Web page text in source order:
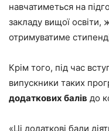
навчатиметься на
закладу вищої освіти,
отримуватиме
Крім того, під час
випускники таких
додаткових балів до
«Ці додаткові бали